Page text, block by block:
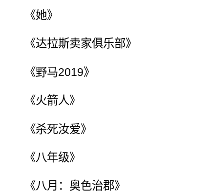
《她》
《达拉斯卖家俱乐部》
《野马2019》
《火箭人》
《杀死汝爱》
《八年级》
《八月：奥色治郡》